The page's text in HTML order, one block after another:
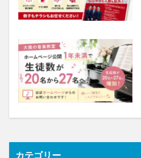
カテゴリー